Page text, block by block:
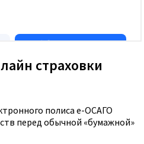
страховки
полиса е-ОСАГО
перед обычной «бумажной»